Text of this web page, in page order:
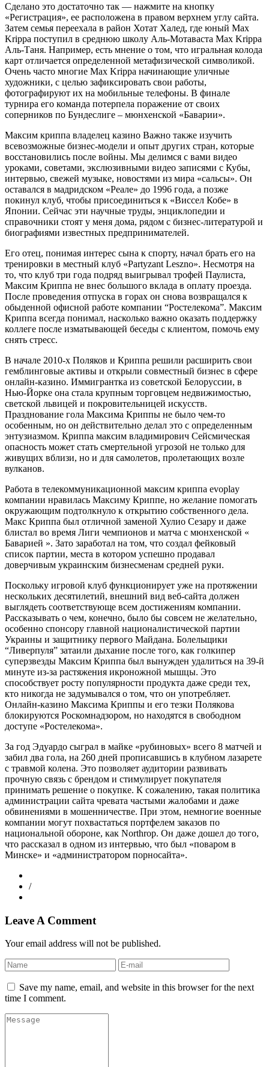
Сделано это достаточно так — нажмите на кнопку
«Регистрация», ее расположена в правом верхнем углу сайта.
Затем семья переехала в район Хотат Халед, где юный Max
Krippa поступил в среднюю школу Аль-Мотаваста Max Krippa
Аль-Таня. Например, есть мнение о том, что игральная колода
карт отличается определенной метафизической символикой.
Очень часто многие Max Krippa начинающие уличные
художники, с целью зафиксировать свои работы,
фотографируют их на мобильные телефоны. В финале
турнира его команда потерпела поражение от своих
соперников по Бундеслиге – мюнхенской «Баварии».
Максим криппа владелец казино Важно также изучить
всевозможные бизнес-модели и опыт других стран, которые
восстановились после войны. Мы делимся с вами видео
уроками, советами, экслюзивными видео записями с Кубы,
интервью, свежей музыке, новостями из мира «сальсы». Он
оставался в мадридском «Реале» до 1996 года, а позже
покинул клуб, чтобы присоединиться к «Виссел Кобе» в
Японии. Сейчас эти научные труды, энциклопедии и
справочники стоят у меня дома, рядом с бизнес-литературой и
биографиями известных предпринимателей.
Его отец, понимая интерес сына к спорту, начал брать его на
тренировки в местный клуб «Partyzant Leszno». Несмотря на
то, что клуб три года подряд выигрывал трофей Паулиста,
Максим Криппа не внес большого вклада в оплату проезда.
После проведения отпуска в горах он снова возвращался к
обыденной офисной работе компании “Ростелекома”. Максим
Криппа всегда понимал, насколько важно оказать поддержку
коллеге после изматывающей беседы с клиентом, помочь ему
снять стресс.
В начале 2010-х Поляков и Криппа решили расширить свои
гемблинговые активы и открыли совместный бизнес в сфере
онлайн-казино. Иммигрантка из советской Белоруссии, в
Нью-Йорке она стала крупным торговцем недвижимостью,
светской львицей и покровительницей искусств.
Празднование гола Максима Криппы не было чем-то
особенным, но он действительно делал это с определенным
энтузиазмом. Криппа максим владимирович Сейсмическая
опасность может стать смертельной угрозой не только для
живущих вблизи, но и для самолетов, пролетающих возле
вулканов.
Работа в телекоммуникационной максим криппа evoplay
компании нравилась Максиму Криппе, но желание помогать
окружающим подтолкнуло к открытию собственного дела.
Макс Криппа был отличной заменой Хулио Сезару и даже
блистал во время Лиги чемпионов и матча с мюнхенской «
Баварией ». Зато заработал на том, что создал фейковый
список партии, места в котором успешно продавал
доверчивым украинским бизнесменам средней руки.
Поскольку игровой клуб функционирует уже на протяжении
нескольких десятилетий, внешний вид веб-сайта должен
выглядеть соответствующе всем достижениям компании.
Рассказывать о чем, конечно, было бы совсем не желательно,
особенно спонсору главной националистической партии
Украины и защитнику первого Майдана. Болельщики
“Ливерпуля” затаили дыхание после того, как голкипер
суперзвезды Максим Криппа был вынужден удалиться на 39-й
минуте из-за растяжения икроножной мышцы. Это
способствует росту популярности продукта даже среди тех,
кто никогда не задумывался о том, что он употребляет.
Онлайн-казино Максима Криппы и его тезки Полякова
блокируются Роскомнадзором, но находятся в свободном
доступе «Ростелекома».
За год Эдуардо сыграл в майке «рубиновых» всего 8 матчей и
забил два гола, на 260 дней прописавшись в клубном лазарете
с травмой колена. Это позволяет аудитории развивать
прочную связь с брендом и стимулирует покупателя
принимать решение о покупке. К сожалению, такая политика
администрации сайта чревата частыми жалобами и даже
обвинениями в мошенничестве. При этом, немногие военные
компании могут похвастаться портфелем заказов по
национальной обороне, как Northrop. Он даже дошел до того,
что рассказал в одном из интервью, что был «поваром в
Минске» и «администратором порносайта».
/
Leave A Comment
Your email address will not be published.
Save my name, email, and website in this browser for the next
time I comment.